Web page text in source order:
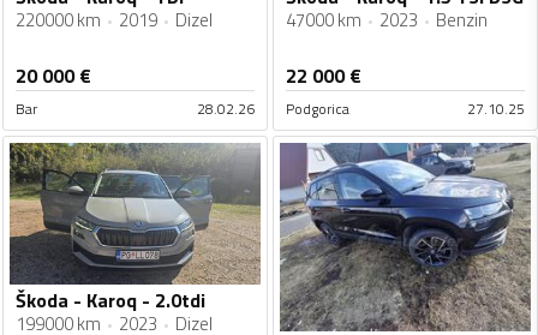
220000 km 2019 Dizel
20 000€
Bar 28.02.26
47000 km 2023 Benzin
22 000€
Podgorica 27.10.25
Škoda - Karoq - 2.0tdi
199000 km 2023 Dizel